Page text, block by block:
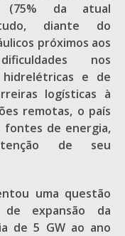
(75% da atual
diante do
próximos aos
nos
hidrelétricas e de
logísticas à
remotas, o país
fontes de energia,
de seu
uma questão
de expansão da
de 5 GW ao ano